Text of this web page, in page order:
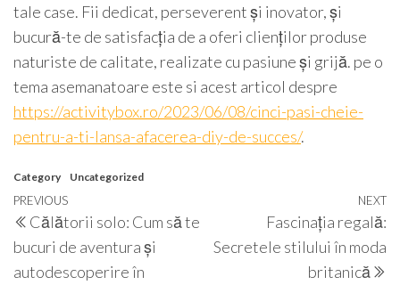
tale case. Fii dedicat, perseverent și inovator, și
bucură-te de satisfacția de a oferi clienților produse
naturiste de calitate, realizate cu pasiune și grijă. pe o
tema asemanatoare este si acest articol despre
https://activitybox.ro/2023/06/08/cinci-pasi-cheie-
pentru-a-ti-lansa-afacerea-diy-de-succes/.
Category Uncategorized
Post
navigation
Previous
Post
PREVIOUS
Călătorii solo: Cum să te
bucuri de aventura și
autodescoperire în
NEXT
Fascinația regală:
Secretele stilului în moda
britanică